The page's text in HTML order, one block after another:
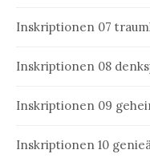
Inskriptionen 07
Inskriptionen 08
Inskriptionen 09
Inskriptionen 10